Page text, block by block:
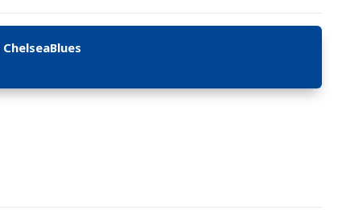
ChelseaBlues